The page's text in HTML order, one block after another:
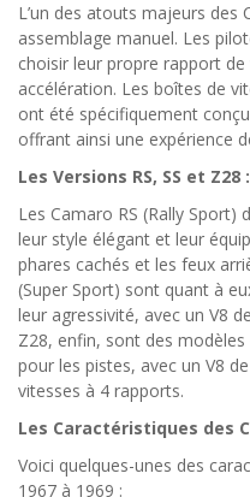
L’un des atouts majeurs
assemblage manuel. Les
choisir leur propre rapport
accélération. Les boîtes de
ont été spécifiquement
offrant ainsi une expérience
Les Versions RS, SS et
Les Camaro RS (Rally
leur style élégant et leur
phares cachés et les feux
(Super Sport) sont quant à
leur agressivité, avec un V8
Z28, enfin, sont des
pour les pistes, avec un V8
vitesses à 4 rapports.
Les Caractéristiques des
Voici quelques-unes des
1967 à 1969 :